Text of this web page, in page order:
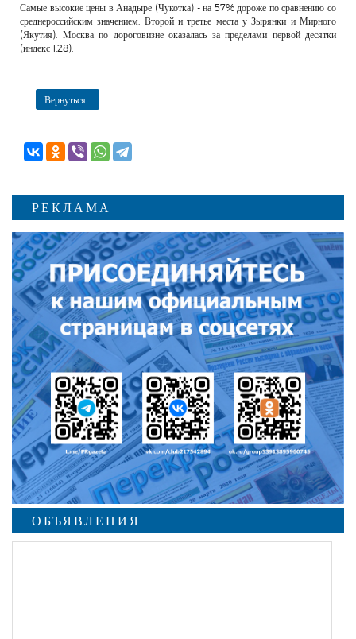
Самые высокие цены в Анадыре (Чукотка) - на 57% дороже по сравнению со
среднероссийским значением. Второй и третье места у Зырянки и Мирного
(Якутия). Москва по дороговизне оказалась за пределами первой десятки
(индекс 1,28).
Вернуться...
РЕКЛАМА
ОБЪЯВЛЕНИЯ